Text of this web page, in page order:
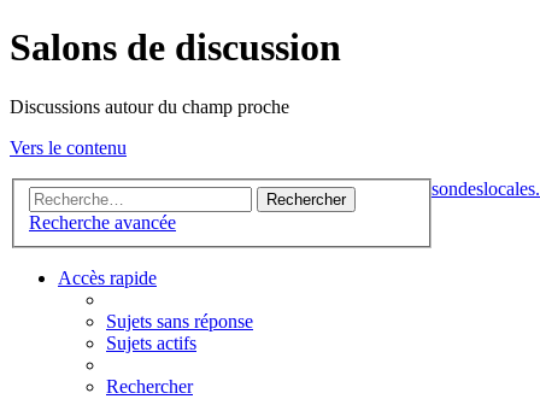
Salons de discussion
Discussions autour du champ proche
Vers le contenu
Rechercher
Recherche avancée
Accès rapide
Sujets sans réponse
Sujets actifs
Rechercher